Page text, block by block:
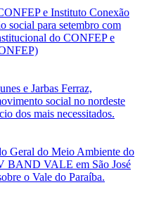
e Instituto Conexão
social para setembro com
do CONFEP e
e Jarbas Ferraz,
social no nordeste
dos mais necessitados.
Geral do Meio Ambiente do
BAND VALE em São José
o Vale do Paraíba.